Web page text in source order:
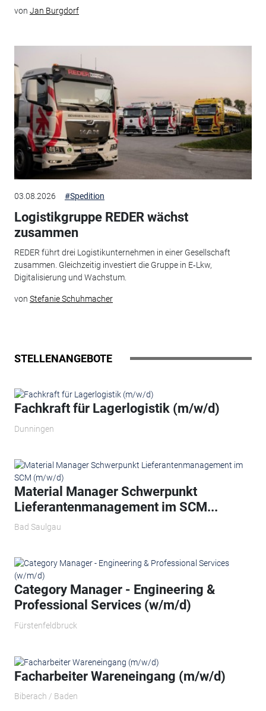
von Jan Burgdorf
03.08.2026 #Spedition
Logistikgruppe REDER wächst
zusammen
REDER führt drei Logistikunternehmen in einer Gesellschaft
zusammen. Gleichzeitig investiert die Gruppe in E‑Lkw,
Digitalisierung und Wachstum.
von Stefanie Schuhmacher
STELLENANGEBOTE
Fachkraft für Lagerlogistik (m/w/d)
Dunningen
Material Manager Schwerpunkt
Lieferantenmanagement im SCM...
Bad Saulgau
Category Manager - Engineering &
Professional Services (w/m/d)
Fürstenfeldbruck
Facharbeiter Wareneingang (m/w/d)
Biberach / Baden